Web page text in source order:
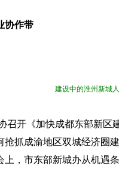
协作带
建设中的淮州新城
召开《加快成都东部新区
抓成渝地区双城经济圈
上，市东部新城办从机遇